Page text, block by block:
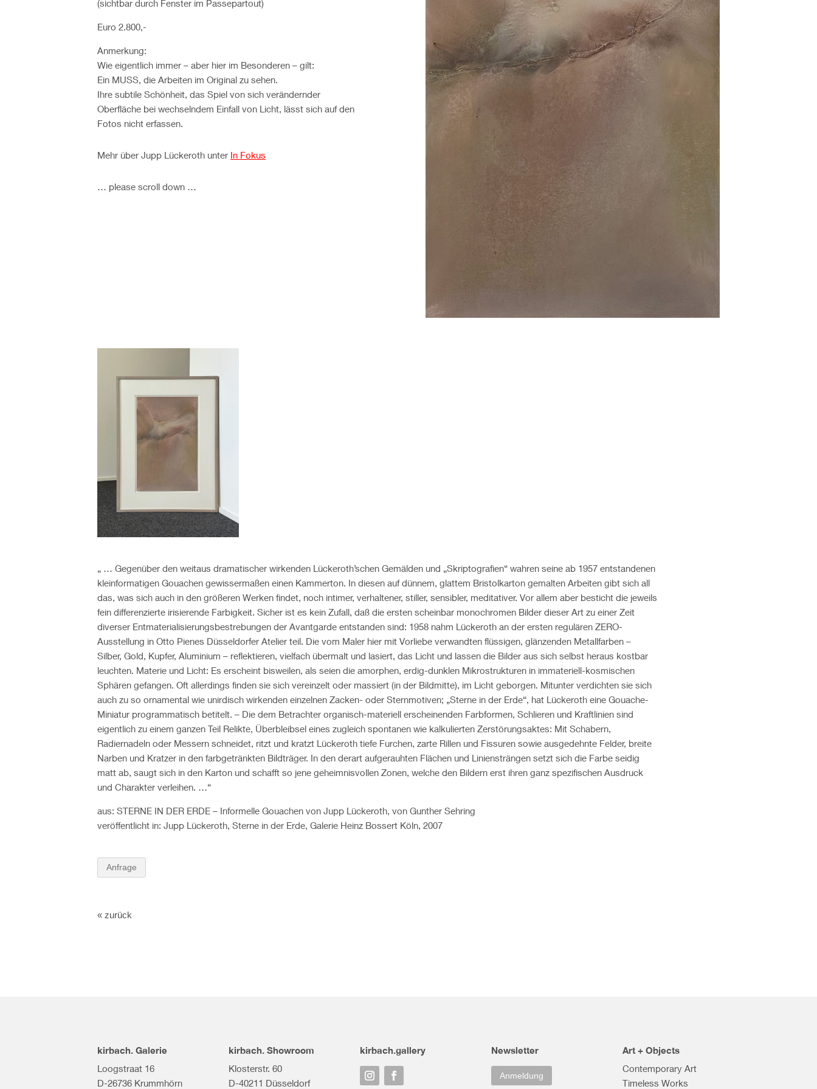
(sichtbar durch Fenster im Passepartout)
Euro 2.800,-
Anmerkung:
Wie eigentlich immer – aber hier im Besonderen – gilt:
Ein MUSS, die Arbeiten im Original zu sehen.
Ihre subtile Schönheit, das Spiel von sich verändernder
Oberfläche bei wechselndem Einfall von Licht, lässt sich auf den
Fotos nicht erfassen.
Mehr über Jupp Lückeroth unter In Fokus
… please scroll down …
„ … Gegenüber den weitaus dramatischer wirkenden Lückeroth’schen Gemälden und „Skriptografien“ wahren seine ab 1957 entstandenen
kleinformatigen Gouachen gewissermaßen einen Kammerton. In diesen auf dünnem, glattem Bristolkarton gemalten Arbeiten gibt sich all
das, was sich auch in den größeren Werken findet, noch intimer, verhaltener, stiller, sensibler, meditativer. Vor allem aber besticht die jeweils
fein differenzierte irisierende Farbigkeit. Sicher ist es kein Zufall, daß die ersten scheinbar monochromen Bilder dieser Art zu einer Zeit
diverser Entmaterialisierungsbestrebungen der Avantgarde entstanden sind: 1958 nahm Lückeroth an der ersten regulären ZERO-
Ausstellung in Otto Pienes Düsseldorfer Atelier teil. Die vom Maler hier mit Vorliebe verwandten flüssigen, glänzenden Metallfarben –
Silber, Gold, Kupfer, Aluminium – reflektieren, vielfach übermalt und lasiert, das Licht und lassen die Bilder aus sich selbst heraus kostbar
leuchten. Materie und Licht: Es erscheint bisweilen, als seien die amorphen, erdig-dunklen Mikrostrukturen in immateriell-kosmischen
Sphären gefangen. Oft allerdings finden sie sich vereinzelt oder massiert (in der Bildmitte), im Licht geborgen. Mitunter verdichten sie sich
auch zu so ornamental wie unirdisch wirkenden einzelnen Zacken- oder Sternmotiven; „Sterne in der Erde“, hat Lückeroth eine Gouache-
Miniatur programmatisch betitelt. – Die dem Betrachter organisch-materiell erscheinenden Farbformen, Schlieren und Kraftlinien sind
eigentlich zu einem ganzen Teil Relikte, Überbleibsel eines zugleich spontanen wie kalkulierten Zerstörungsaktes: Mit Schabern,
Radiernadeln oder Messern schneidet, ritzt und kratzt Lückeroth tiefe Furchen, zarte Rillen und Fissuren sowie ausgedehnte Felder, breite
Narben und Kratzer in den farbgetränkten Bildträger. In den derart aufgerauhten Flächen und Liniensträngen setzt sich die Farbe seidig
matt ab, saugt sich in den Karton und schafft so jene geheimnisvollen Zonen, welche den Bildern erst ihren ganz spezifischen Ausdruck
und Charakter verleihen. …“
aus: STERNE IN DER ERDE – Informelle Gouachen von Jupp Lückeroth, von Gunther Sehring
veröffentlicht in: Jupp Lückeroth, Sterne in der Erde, Galerie Heinz Bossert Köln, 2007
Anfrage
« zurück
kirbach. Galerie
Loogstraat 16
D-26736 Krummhörn
kirbach. Showroom
Klosterstr. 60
D-40211 Düsseldorf
kirbach.gallery Newsletter
Anmeldung
Art + Objects
Contemporary Art
Timeless Works